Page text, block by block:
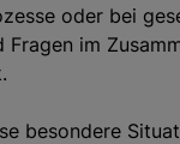
oder bei
Fragen im
besondere